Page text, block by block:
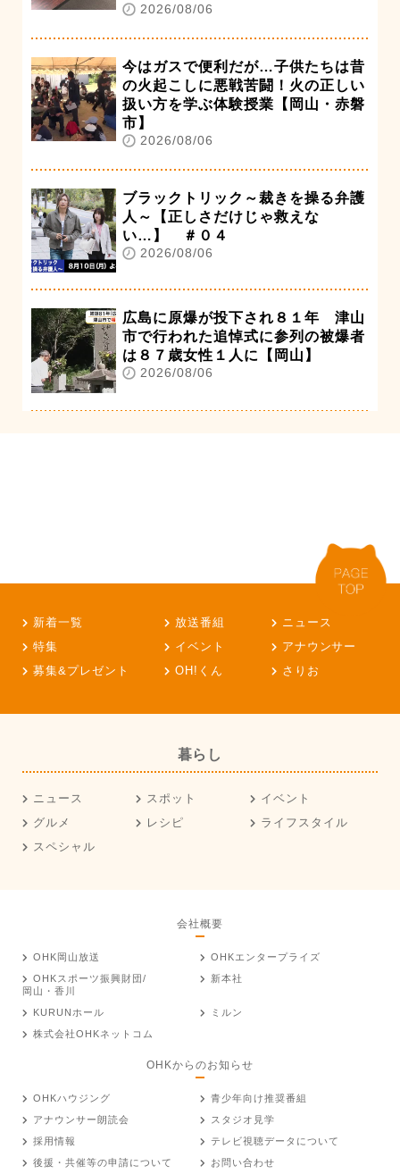
2026/08/06
今はガスで便利だが…子供たちは昔
の火起こしに悪戦苦闘！火の正しい
扱い方を学ぶ体験授業【岡山・赤磐
市】
2026/08/06
ブラックトリック～裁きを操る弁護
人～【正しさだけじゃ救えな
い…】 ＃０４
2026/08/06
広島に原爆が投下され８１年 津山
市で行われた追悼式に参列の被爆者
は８７歳女性１人に【岡山】
2026/08/06
新着一覧 放送番組
ニュース
特集
イベント
アナウンサー
募集&プレゼント
OH!くん さりお
暮らし
ニュース スポット
イベント
グルメ
レシピ
ライフスタイル
スペシャル
会社概要
OHK岡山放送
OHKエンタープライズ
OHKスポーツ振興財団/
岡山・香川
新本社
KURUNホール
ミルン
株式会社OHKネットコム
OHKからのお知らせ
OHKハウジング
青少年向け推奨番組
アナウンサー朗読会
スタジオ見学
採用情報
テレビ視聴データについて
後援・共催等の申請について
お問い合わせ